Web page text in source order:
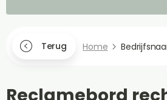
Terug Home